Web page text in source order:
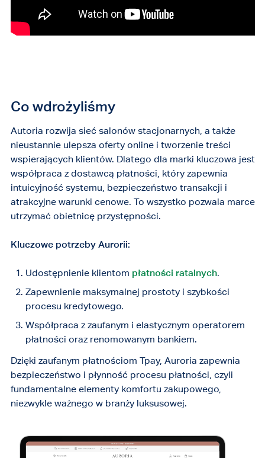
Co wdrożyliśmy
Autoria rozwija sieć salonów stacjonarnych, a także
nieustannie ulepsza oferty online i tworzenie treści
wspierających klientów. Dlatego dla marki kluczowa jest
współpraca z dostawcą płatności, który zapewnia
intuicyjność systemu, bezpieczeństwo transakcji i
atrakcyjne warunki cenowe. To wszystko pozwala marce
utrzymać obietnicę przystępności.
Kluczowe potrzeby Aurorii:
Udostępnienie klientom płatności ratalnych.
Zapewnienie maksymalnej prostoty i szybkości
procesu kredytowego.
Współpraca z zaufanym i elastycznym operatorem
płatności oraz renomowanym bankiem.
Dzięki zaufanym płatnościom Tpay, Auroria zapewnia
bezpieczeństwo i płynność procesu płatności, czyli
fundamentalne elementy komfortu zakupowego,
niezwykle ważnego w branży luksusowej.